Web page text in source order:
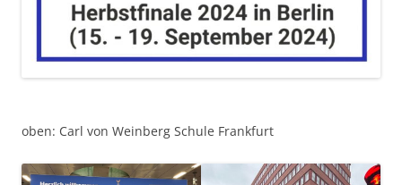
oben: Carl von Weinberg Schule Frankfurt